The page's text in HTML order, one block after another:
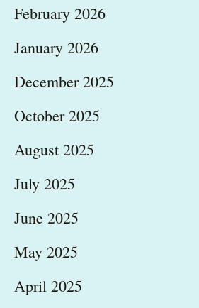
February 2026
January 2026
December 2025
October 2025
August 2025
July 2025
June 2025
May 2025
April 2025